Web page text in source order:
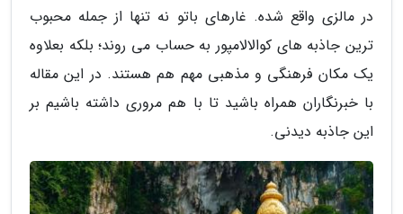
در مالزی واقع شده. غارهای باتو نه تنها از جمله محبوب
ترین جاذبه های کوالالامپور به حساب می روند؛ بلکه بعلاوه
یک مکان فرهنگی و مذهبی مهم هم هستند. در این مقاله
با خبرنگاران همراه باشید تا با هم مروری داشته باشیم بر
این جاذبه دیدنی.